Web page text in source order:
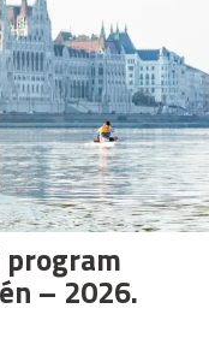
– 2026.